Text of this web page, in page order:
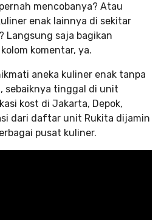
mencobanya? Atau
enak lainnya di sekitar
Langsung saja bagikan
komentar, ya.
aneka kuliner enak tanpa
sebaiknya tinggal di unit
kost di Jakarta, Depok,
dari daftar unit Rukita dijamin
pusat kuliner.